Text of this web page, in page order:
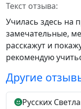
Текст отзыва:
Училась здесь на
замечательные,
расскажут и
рекомендую
Другие
Русских